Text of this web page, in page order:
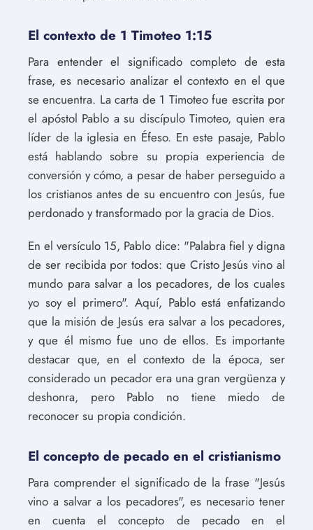
El contexto de 1 Timoteo 1:15
Para entender el significado completo de esta
frase, es necesario analizar el contexto en el que
se encuentra. La carta de 1 Timoteo fue escrita por
el apóstol Pablo a su discípulo Timoteo, quien era
líder de la iglesia en Éfeso. En este pasaje, Pablo
está hablando sobre su propia experiencia de
conversión y cómo, a pesar de haber perseguido a
los cristianos antes de su encuentro con Jesús, fue
perdonado y transformado por la gracia de Dios.
En el versículo 15, Pablo dice: "Palabra fiel y digna
de ser recibida por todos: que Cristo Jesús vino al
mundo para salvar a los pecadores, de los cuales
yo soy el primero". Aquí, Pablo está enfatizando
que la misión de Jesús era salvar a los pecadores,
y que él mismo fue uno de ellos. Es importante
destacar que, en el contexto de la época, ser
considerado un pecador era una gran vergüenza y
deshonra, pero Pablo no tiene miedo de
reconocer su propia condición.
El concepto de pecado en el cristianismo
Para comprender el significado de la frase "Jesús
vino a salvar a los pecadores", es necesario tener
en cuenta el concepto de pecado en el